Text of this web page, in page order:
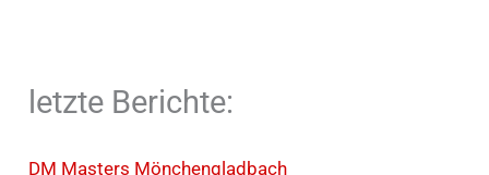
letzte Berichte:
DM Masters Mönchengladbach